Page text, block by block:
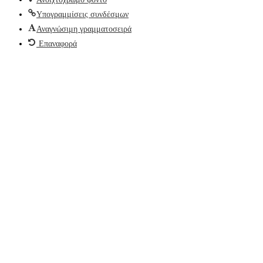
Υπογραμμίσεις συνδέσμων
Αναγνώσιμη γραμματοσειρά
Επαναφορά